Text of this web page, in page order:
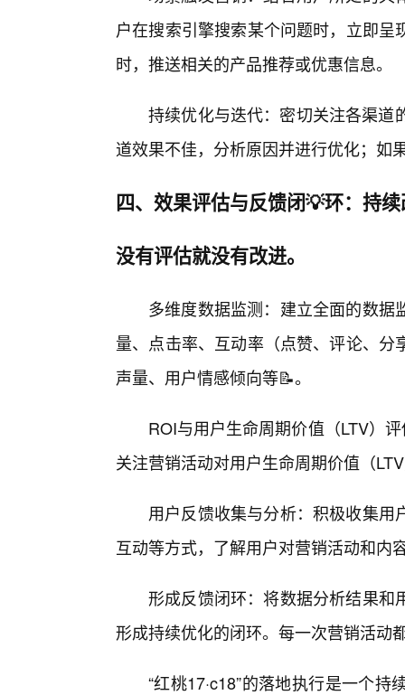
户在搜索引擎搜索某个问题时，立即
时，推送相关的产品推荐或优惠信息。
持续优化与迭代：密切关注各渠道
道效果不佳，分析原因并进行优化；如
四、效果评估与反馈闭💡环：持
没有评估就没有改进。
多维度数据监测：建立全面的数
量、点击率、互动率（点赞、评论、
声量、用户情感倾向等📝。
ROI与用户生命周期价值（LTV）
关注营销活动对用户生命周期价值（
用户反馈收集与分析：积极收集
互动等方式，了解用户对营销活动和内
形成反馈闭环：将数据分析结果和
形成持续优化的闭环。每一次营销活动
“红桃17·c18”的落地执行是一个